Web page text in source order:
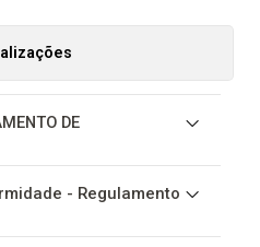
DE
- Regulamento